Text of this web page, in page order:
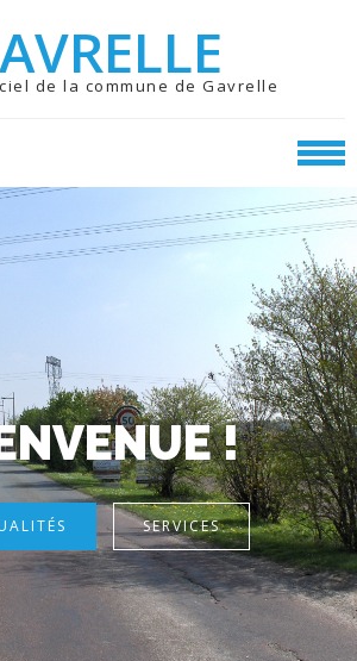
de la commune de Gavrelle
!
SERVICES